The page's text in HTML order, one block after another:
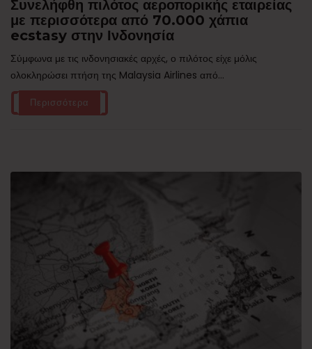
Συνελήφθη πιλότος αεροπορικής εταιρείας
με περισσότερα από 70.000 χάπια
ecstasy στην Ινδονησία
Σύμφωνα με τις ινδονησιακές αρχές, ο πιλότος είχε μόλις
ολοκληρώσει πτήση της Malaysia Airlines από...
Περισσότερα